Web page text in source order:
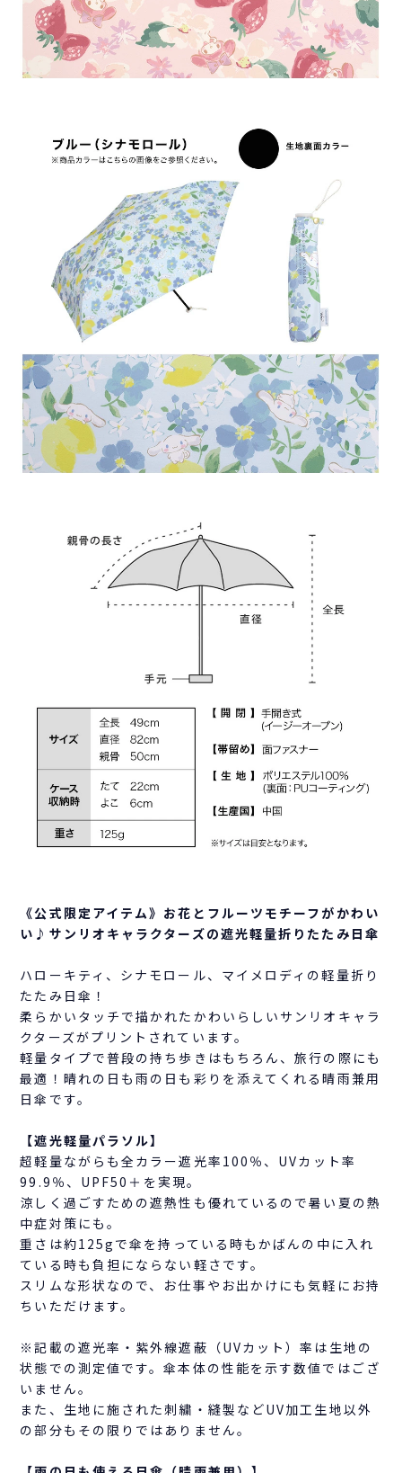
《公式限定アイテム》お花とフルーツモチーフがかわい
い♪サンリオキャラクターズの遮光軽量折りたたみ日傘
ハローキティ、シナモロール、マイメロディの軽量折り
たたみ日傘！
柔らかいタッチで描かれたかわいらしいサンリオキャラ
クターズがプリントされています。
軽量タイプで普段の持ち歩きはもちろん、旅行の際にも
最適！晴れの日も雨の日も彩りを添えてくれる晴雨兼用
日傘です。
【遮光軽量パラソル】
超軽量ながらも全カラー遮光率100％、UVカット率
99.9％、UPF50＋を実現。
涼しく過ごすための遮熱性も優れているので暑い夏の熱
中症対策にも。
重さは約125gで傘を持っている時もかばんの中に入れ
ている時も負担にならない軽さです。
スリムな形状なので、お仕事やお出かけにも気軽にお持
ちいただけます。
※記載の遮光率・紫外線遮蔽（UVカット）率は生地の
状態での測定値です。傘本体の性能を示す数値ではござ
いません。
また、生地に施された刺繍・縫製などUV加工生地以外
の部分もその限りではありません。